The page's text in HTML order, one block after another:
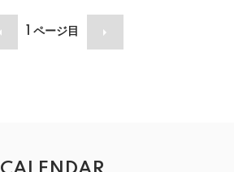
ページ目